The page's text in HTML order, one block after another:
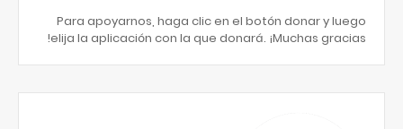
Para apoyarnos, haga clic en el botón donar y luego
elija la aplicación con la que donará. ¡Muchas gracias!